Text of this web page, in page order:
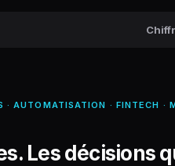
· AUTOMATISATION · FINTECH ·
Les décisions